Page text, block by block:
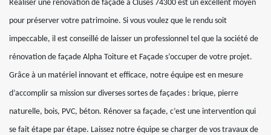
Réaliser une rénovation de façade à Cluses 74300 est un excellent moyen
pour préserver votre patrimoine. Si vous voulez que le rendu soit
impeccable, il est conseillé de laisser un professionnel tel que la société de
rénovation de façade Alpha Toiture et Façade s’occuper de votre projet.
Grâce à un matériel innovant et efficace, notre équipe est en mesure
d’accomplir sa mission sur diverses sortes de façades : brique, pierre
naturelle, bois, PVC, béton. Rénover sa façade, c’est une intervention qui
se fait étape par étape. Laissez notre équipe se charger de vos travaux de